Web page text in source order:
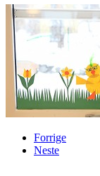
Forrige
Neste